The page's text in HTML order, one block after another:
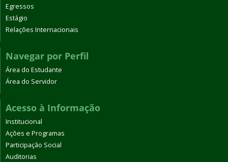
Egressos
Estágio
Relações Internacionais
Navegar por Perfil
Área do Estudante
Área do Servidor
Acesso à Informação
Institucional
Ações e Programas
Participação Social
Auditorias